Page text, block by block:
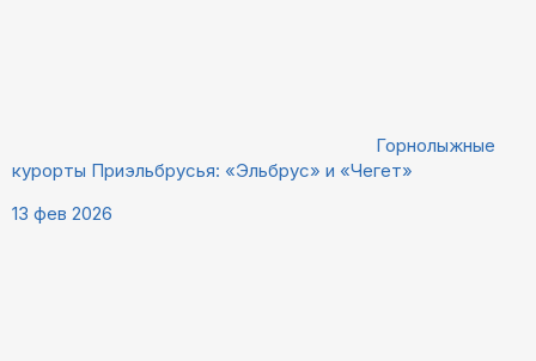
Горнолыжные
курорты Приэльбрусья: «Эльбрус» и «Чегет»
13 фев 2026